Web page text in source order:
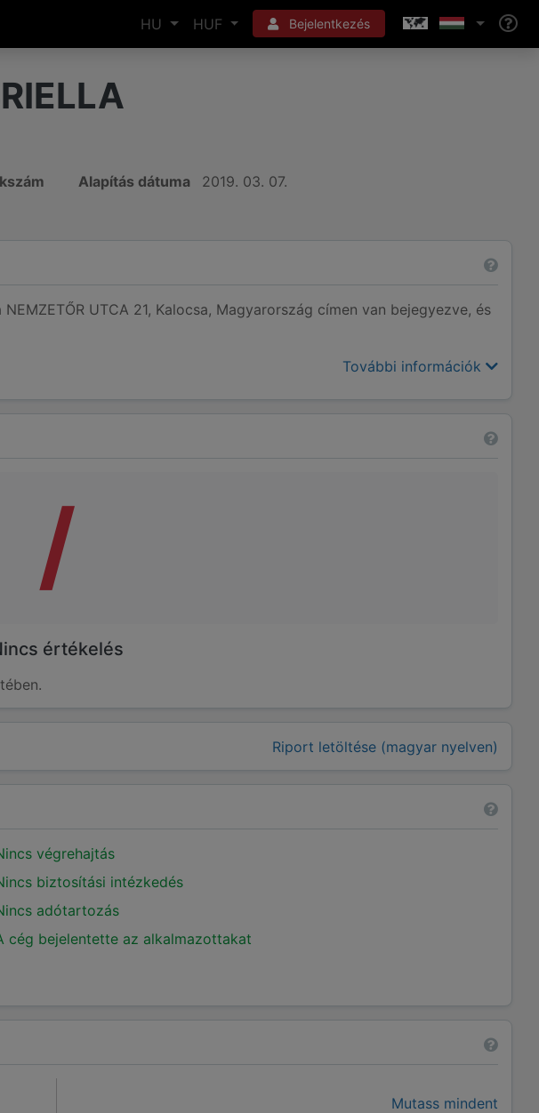
HU HUF Bejelentkezés
Alapítás dátuma 2019. 03. 07.
UTCA 21, Kalocsa, Magyarország címen van bejegyezve, és
További információk
Riport letöltése (magyar nyelven)
/
értékelés
végrehajtás
biztosítási intézkedés
adótartozás
cég bejelentette az alkalmazottakat
Mutass mindent